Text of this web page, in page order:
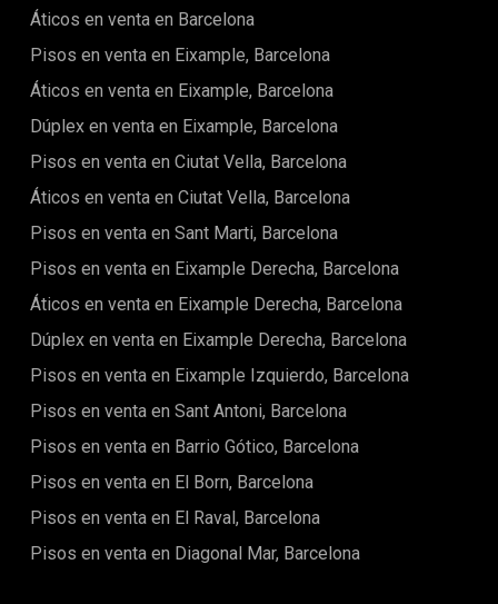
tiendas, restaurantes, colegios, parques y excelentes
histórico, cultura vibrante y estilo de vida mediterráneo de la
ciudad la convierte en uno de los lugares más deseables
disponible una plaza de aparcamiento privado opcional por
estilo, una casa de vacaciones o una sólida oportunidad de
inversión, esta propiedad representa una oportunidad única
Brava.Programe su visita hoy mismo y descubra un hogar
perfección.Los impuestos, gastos de notaría y registro de la
propiedad, honorarios de agencia y gastos relacionados con
la hipoteca, cuando corresponda, no están incluidos en el
precio de compra.
Áticos en venta en Barcelona
Pisos en venta en Eixample, Barcelona
Áticos en venta en Eixample, Barcelona
Dúplex en venta en Eixample, Barcelona
Pisos en venta en Ciutat Vella, Barcelona
Áticos en venta en Ciutat Vella, Barcelona
Pisos en venta en Sant Marti, Barcelona
Pisos en venta en Eixample Derecha, Barcelona
Áticos en venta en Eixample Derecha, Barcelona
Dúplex en venta en Eixample Derecha, Barcelona
Pisos en venta en Eixample Izquierdo, Barcelona
Pisos en venta en Sant Antoni, Barcelona
Pisos en venta en Barrio Gótico, Barcelona
Pisos en venta en El Born, Barcelona
Pisos en venta en El Raval, Barcelona
Pisos en venta en Diagonal Mar, Barcelona